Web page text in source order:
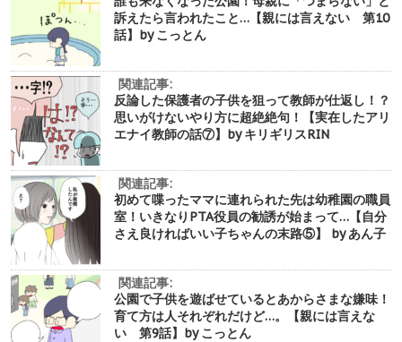
訴えたら言われたこと…【親には言えない 第10
話】by こっとん
関連記事:
反論した保護者の子供を狙って教師が仕返し！？
思いがけないやり方に超絶絶句！【実在したアリ
エナイ教師の話⑦】by キリギリスRIN
関連記事:
初めて喋ったママに連れられた先は幼稚園の職員
室！いきなりPTA役員の勧誘が始まって…【自分
さえ良ければいい子ちゃんの末路⑤】 by あん子
関連記事:
公園で子供を遊ばせているとあからさまな嫌味！
育て方は人それぞれだけど…。【親には言えな
い 第9話】by こっとん